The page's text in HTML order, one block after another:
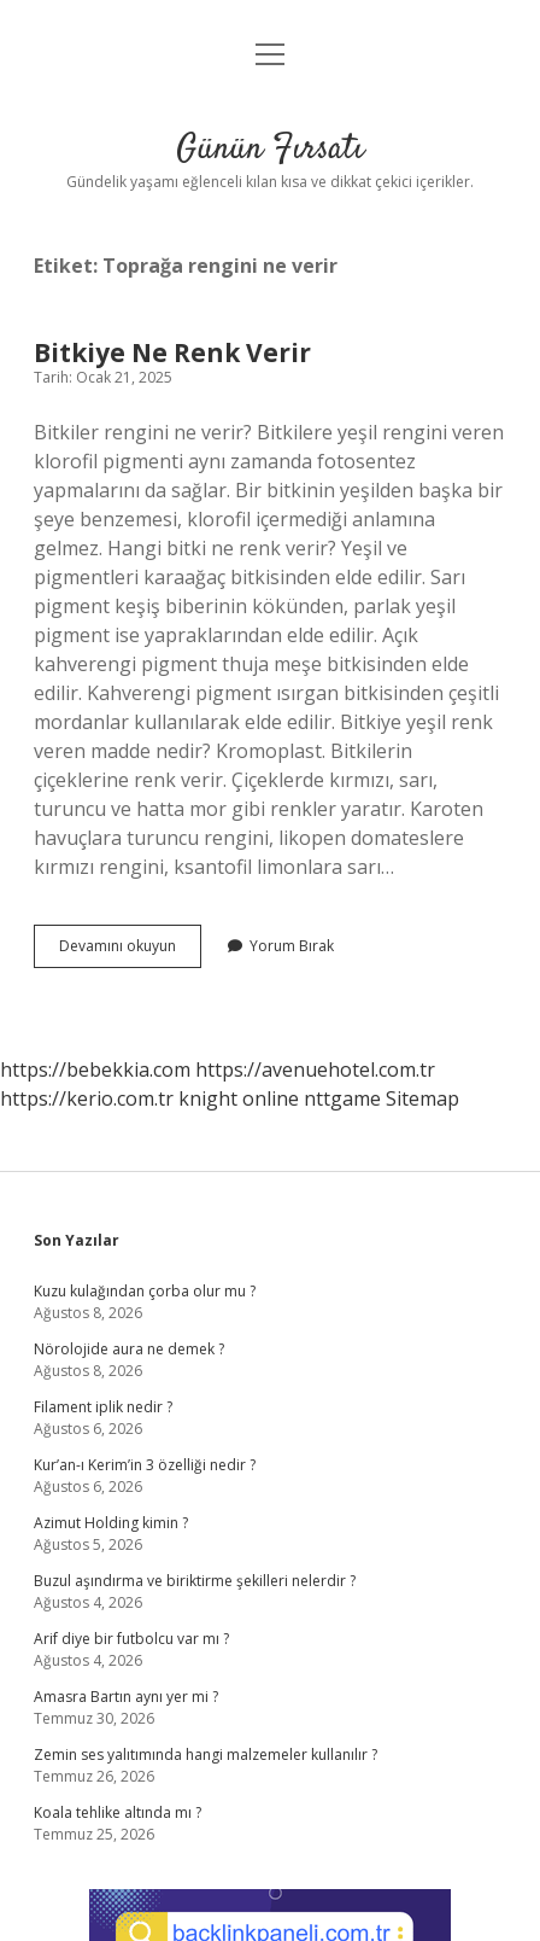
Anasayfa
Yasal Uyarı
menüyü
Günün Fırsatı
Gündelik yaşamı eğlenceli kılan kısa ve dikkat çekici içerikler.
Etiket: Toprağa rengini ne verir
Bitkiye Ne Renk Verir
Tarih: Ocak 21, 2025
Bitkiler rengini ne verir? Bitkilere yeşil rengini veren
klorofil pigmenti aynı zamanda fotosentez
yapmalarını da sağlar. Bir bitkinin yeşilden başka bir
şeye benzemesi, klorofil içermediği anlamına
gelmez. Hangi bitki ne renk verir? Yeşil ve
pigmentleri karaağaç bitkisinden elde edilir. Sarı
pigment keşiş biberinin kökünden, parlak yeşil
pigment ise yapraklarından elde edilir. Açık
kahverengi pigment thuja meşe bitkisinden elde
edilir. Kahverengi pigment ısırgan bitkisinden çeşitli
mordanlar kullanılarak elde edilir. Bitkiye yeşil renk
veren madde nedir? Kromoplast. Bitkilerin
çiçeklerine renk verir. Çiçeklerde kırmızı, sarı,
turuncu ve hatta mor gibi renkler yaratır. Karoten
havuçlara turuncu rengini, likopen domateslere
kırmızı rengini, ksantofil limonlara sarı…
Devamını okuyun
Ne
Yorum Bırak
https://bebekkia.com https://avenuehotel.com.tr
https://kerio.com.tr knight online nttgame Sitemap
Sidebar
Son Yazılar
Kuzu kulağından çorba olur mu ?
Ağustos 8, 2026
Nörolojide aura ne demek ?
Ağustos 8, 2026
Filament iplik nedir ?
Ağustos 6, 2026
Kur’an-ı Kerim’in 3 özelliği nedir ?
Ağustos 6, 2026
Azimut Holding kimin ?
Ağustos 5, 2026
Buzul aşındırma ve biriktirme şekilleri nelerdir ?
Ağustos 4, 2026
Arif diye bir futbolcu var mı ?
Ağustos 4, 2026
Amasra Bartın aynı yer mi ?
Temmuz 30, 2026
Zemin ses yalıtımında hangi malzemeler kullanılır ?
Temmuz 26, 2026
Koala tehlike altında mı ?
Temmuz 25, 2026